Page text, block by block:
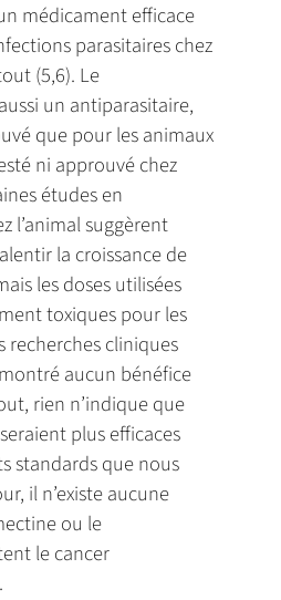
médicament efficace
parasitaires chez
(5,6). Le
un antiparasitaire,
que pour les animaux
ni approuvé chez
études en
l’animal suggèrent
la croissance de
les doses utilisées
toxiques pour les
recherches cliniques
aucun bénéfice
rien n’indique que
plus efficaces
standards que nous
il n’existe aucune
ou le
le cancer